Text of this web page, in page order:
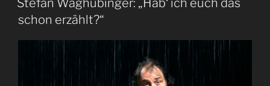
schon erzählt?“